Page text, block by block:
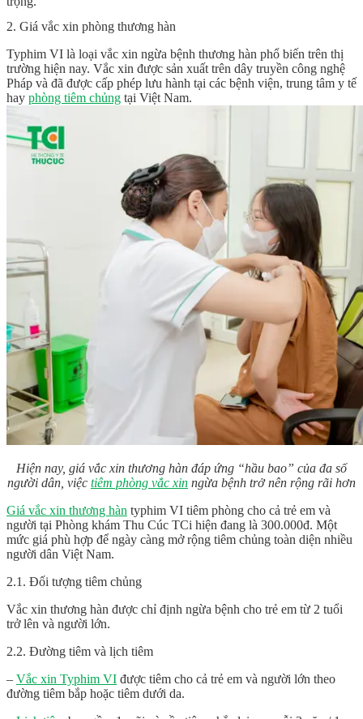
2. Giá vắc xin phòng thương hàn
Typhim VI là loại vắc xin ngừa bệnh thương hàn phổ biến trên thị
trường hiện nay. Vắc xin được sản xuất trên dây truyền công nghệ
Pháp và đã được cấp phép lưu hành tại các bệnh viện, trung tâm y tế
hay phòng tiêm chủng tại Việt Nam.
Hiện nay, giá vắc xin thương hàn đáp ứng “hầu bao” của đa số
người dân, việc tiêm phòng vắc xin ngừa bệnh trở nên rộng rãi hơn
Giá vắc xin thương hàn typhim VI tiêm phòng cho cả trẻ em và
người tại Phòng khám Thu Cúc TCi hiện đang là 300.000đ. Một
mức giá phù hợp để ngày càng mở rộng tiêm chủng toàn diện nhiều
người dân Việt Nam.
2.1. Đối tượng tiêm chủng
Vắc xin thương hàn được chỉ định ngừa bệnh cho trẻ em từ 2 tuổi
trở lên và người lớn.
2.2. Đường tiêm và lịch tiêm
– Vắc xin Typhim VI được tiêm cho cả trẻ em và người lớn theo
đường tiêm bắp hoặc tiêm dưới da.